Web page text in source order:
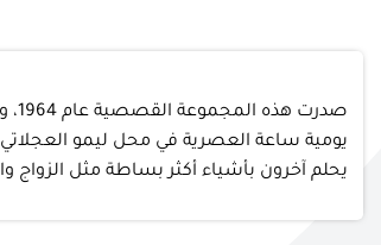
يومية ساعة العصرية في محل ليمو
يحلم آخرون بأشياء أكثر بساطة مثل